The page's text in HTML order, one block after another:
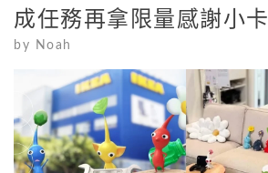
成任務再拿限量感謝小卡
by Noah